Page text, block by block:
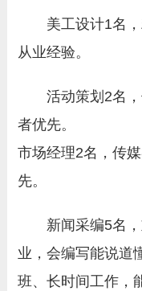
美工设计1名
从业经验。
活动策划2名
者优先。
市场经理2名，传
先。
新闻采编5名
业，会编写能说道
班、长时间工作，